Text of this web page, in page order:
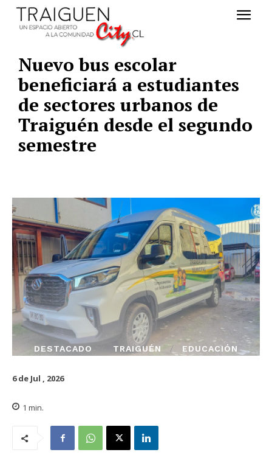
Nuevo bus escolar
beneficiará a estudiantes
de sectores urbanos de
Traiguén desde el segundo
semestre
DESTACADO TRAIGUÉN EDUCACIÓN
6 de Jul , 2026
1 min.